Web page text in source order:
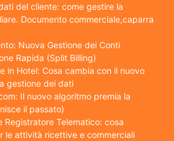
del cliente: come gestire la
Documento commerciale,caparra
Nuova Gestione dei Conti
Rapida (Split Billing)
in Hotel: Cosa cambia con il nuovo
gestione dei dati
Il nuovo algoritmo premia la
il passato)
Registratore Telematico: cosa
le attività ricettive e commerciali